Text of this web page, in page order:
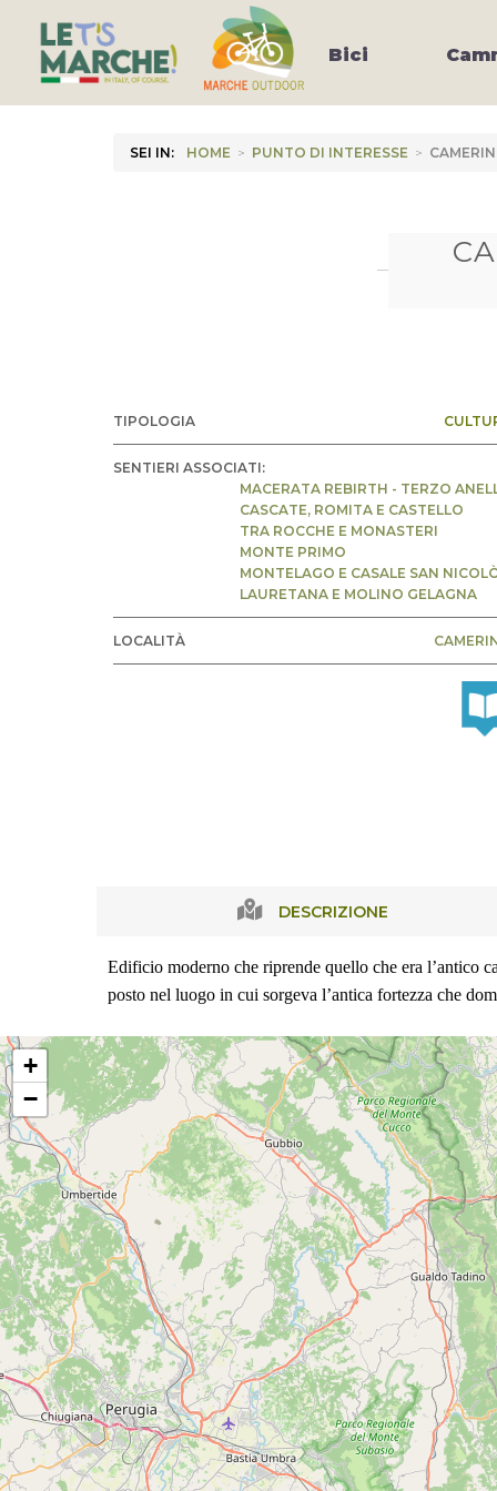
Bici
SEI IN: HOME > PUNTO DI INTERESSE >
TIPOLOGIA
SENTIERI ASSOCIATI:
MACERATA REBIRTH - TERZO
CASCATE, ROMITA E CASTELLO
TRA ROCCHE E MONASTERI
MONTE PRIMO
MONTELAGO E CASALE SAN
LAURETANA E MOLINO GELAGNA
LOCALITÀ
DESCRIZIONE
Edificio moderno che riprende quello che era l’antico
posto nel luogo in cui sorgeva l’antica fortezza che
+
−